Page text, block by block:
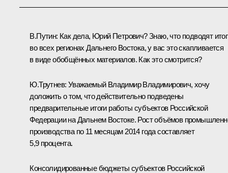
В.Путин: Как дела, Юрий Петрович? Знаю, что подводят
во всех регионах Дальнего Востока, у вас это скапливается
в виде обобщённых материалов. Как это смотрится?
Ю.Трутнев: Уважаемый Владимир Владимирович, хочу
доложить о том, что действительно подведены
предварительные итоги работы субъектов Российской
Федерации на Дальнем Востоке. Рост объёмов
производства по 11 месяцам 2014 года составляет
5,9 процента.
Консолидированные бюджеты субъектов Российской